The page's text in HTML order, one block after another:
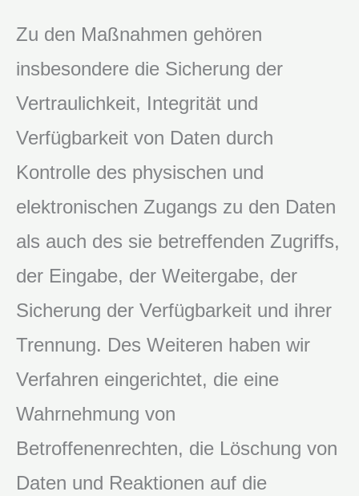
Zu den Maßnahmen gehören
insbesondere die Sicherung der
Vertraulichkeit, Integrität und
Verfügbarkeit von Daten durch
Kontrolle des physischen und
elektronischen Zugangs zu den Daten
als auch des sie betreffenden Zugriffs,
der Eingabe, der Weitergabe, der
Sicherung der Verfügbarkeit und ihrer
Trennung. Des Weiteren haben wir
Verfahren eingerichtet, die eine
Wahrnehmung von
Betroffenenrechten, die Löschung von
Daten und Reaktionen auf die